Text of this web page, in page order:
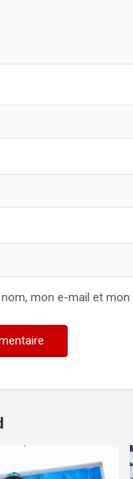
mon e-mail et